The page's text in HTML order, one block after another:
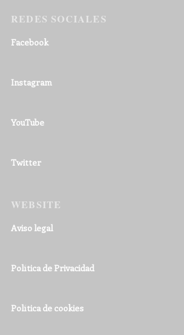
REDES SOCIALES
Facebook
Instagram
YouTube
Twitter
WEBSITE
Aviso legal
Política de Privacidad
Política de cookies